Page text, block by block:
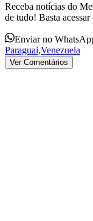
Receba notícias do
de tudo! Basta acessar
Enviar no
Paraguai,Venezuela
Ver Comentários